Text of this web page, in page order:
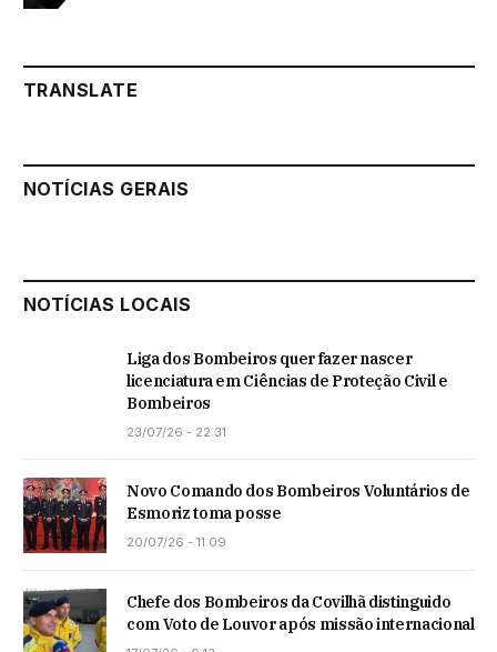
TRANSLATE
NOTÍCIAS GERAIS
NOTÍCIAS LOCAIS
Liga dos Bombeiros quer fazer nascer
licenciatura em Ciências de Proteção Civil e
Bombeiros
23/07/26 - 22:31
Novo Comando dos Bombeiros Voluntários de
Esmoriz toma posse
20/07/26 - 11:09
Chefe dos Bombeiros da Covilhã distinguido
com Voto de Louvor após missão internacional